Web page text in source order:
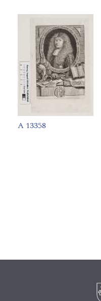
A 13358